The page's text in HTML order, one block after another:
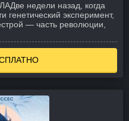
Две недели назад, когда
эксперимент,
— часть революции,